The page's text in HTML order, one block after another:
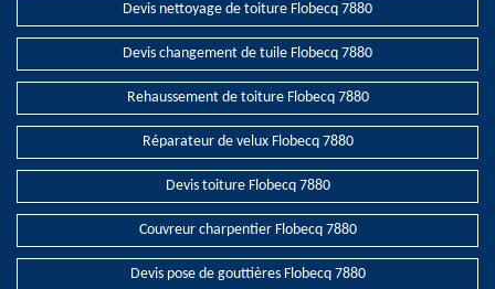
Devis nettoyage de toiture Flobecq 7880
Devis changement de tuile Flobecq 7880
Rehaussement de toiture Flobecq 7880
Réparateur de velux Flobecq 7880
Devis toiture Flobecq 7880
Couvreur charpentier Flobecq 7880
Devis pose de gouttières Flobecq 7880